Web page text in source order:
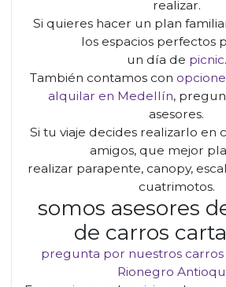
realizar.
Si quieres hacer un plan
los espacios perfectos
un día de picnic.
También contamos con
alquilar en Medellín,
asesores.
Si tu viaje decides realizarlo en
amigos, que mejor
realizar parapente, canopy,
cuatrimotos.
somos asesores
de carros
pregunta por nuestros
Rionegro